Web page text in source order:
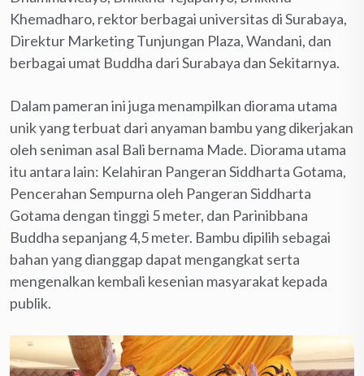
Khemadharo, rektor berbagai universitas di Surabaya,
Direktur Marketing Tunjungan Plaza, Wandani, dan
berbagai umat Buddha dari Surabaya dan Sekitarnya.
Dalam pameran ini juga menampilkan diorama utama
unik yang terbuat dari anyaman bambu yang dikerjakan
oleh seniman asal Bali bernama Made. Diorama utama
itu antara lain: Kelahiran Pangeran Siddharta Gotama,
Pencerahan Sempurna oleh Pangeran Siddharta
Gotama dengan tinggi 5 meter, dan Parinibbana
Buddha sepanjang 4,5 meter. Bambu dipilih sebagai
bahan yang dianggap dapat mengangkat serta
mengenalkan kembali kesenian masyarakat kepada
publik.